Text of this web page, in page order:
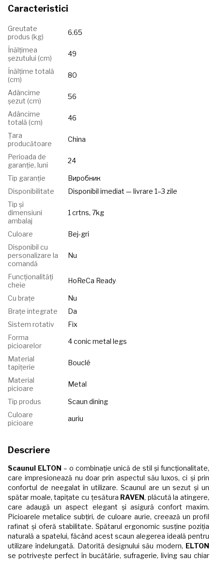
Caracteristici
Greutate
produs (kg)
6.65
Înălțimea
șezutului (сm)
49
Înălțime totală
(cm)
80
Adâncime
șezut (cm)
56
Adâncime
totală (cm)
46
Țara
producătoare
China
Perioada de
garanție, luni
24
Tip garanție
Виробник
Disponibilitate
Disponibil imediat — livrare 1–3 zile
Tip și
dimensiuni
ambalaj
1 crtns, 7kg
Culoare
Bej-gri
Disponibil cu
personalizare la
comandă
Nu
Funcționalități
cheie
HoReCa Ready
Cu brațe
Nu
Brațe integrate
Da
Sistem rotativ
Fix
Forma
picioarelor
4 conic metal legs
Material
tapițerie
Bouclé
Material
picioare
Metal
Tip produs
Scaun dining
Culoare
picioare
auriu
Descriere
Scaunul ELTON – o combinație unică de stil și funcționalitate,
care impresionează nu doar prin aspectul său luxos, ci și prin
confortul de neegalat în utilizare. Scaunul are un sezut și un
spătar moale, tapițate cu țesătura RAVEN, plăcută la atingere,
care adaugă un aspect elegant și asigură confort maxim.
Picioarele metalice subțiri, de culoare aurie, creează un profil
rafinat și oferă stabilitate. Spătarul ergonomic susține poziția
naturală a spatelui, făcând acest scaun alegerea ideală pentru
utilizare îndelungată. Datorită designului său modern, ELTON
se potrivește perfect în bucătărie, sufragerie, living sau chiar